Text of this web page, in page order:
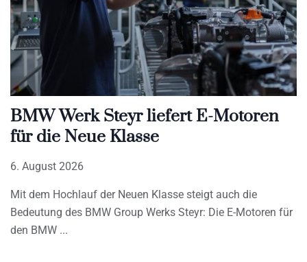
BMW Werk Steyr liefert E-Motoren
für die Neue Klasse
6. August 2026
Mit dem Hochlauf der Neuen Klasse steigt auch die
Bedeutung des BMW Group Werks Steyr: Die E-Motoren für
den BMW